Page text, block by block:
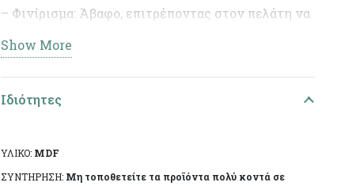
– Φινίρισμα: Άβαφο, επιτρέποντας στον πελάτη να
διακοσμήσει το προϊόν σύμφωνα με το προσωπικό
του γούστο.
δημιουργίες.
Show More
Ιδιότητες
ΥΛΙΚΟ: MDF
ΣΥΝΤΗΡΗΣΗ: Μη τοποθετείτε τα προϊόντα πολύ κοντά σε